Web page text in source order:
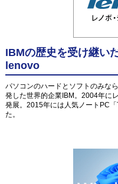
IBMの歴史を受け継い
lenovo
パソコンのハードとソフトのみな
発した世界的企業IBM。2004年に
発展。2015年には人気ノートPC
た。